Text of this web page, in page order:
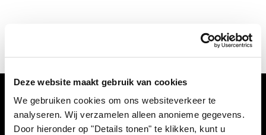
Deze website maakt gebruik van cookies
We gebruiken cookies om ons websiteverkeer te
analyseren. Wij verzamelen alleen anonieme gegevens.
Door hieronder op "Details tonen" te klikken, kunt u
Vivant Decorations B.V.